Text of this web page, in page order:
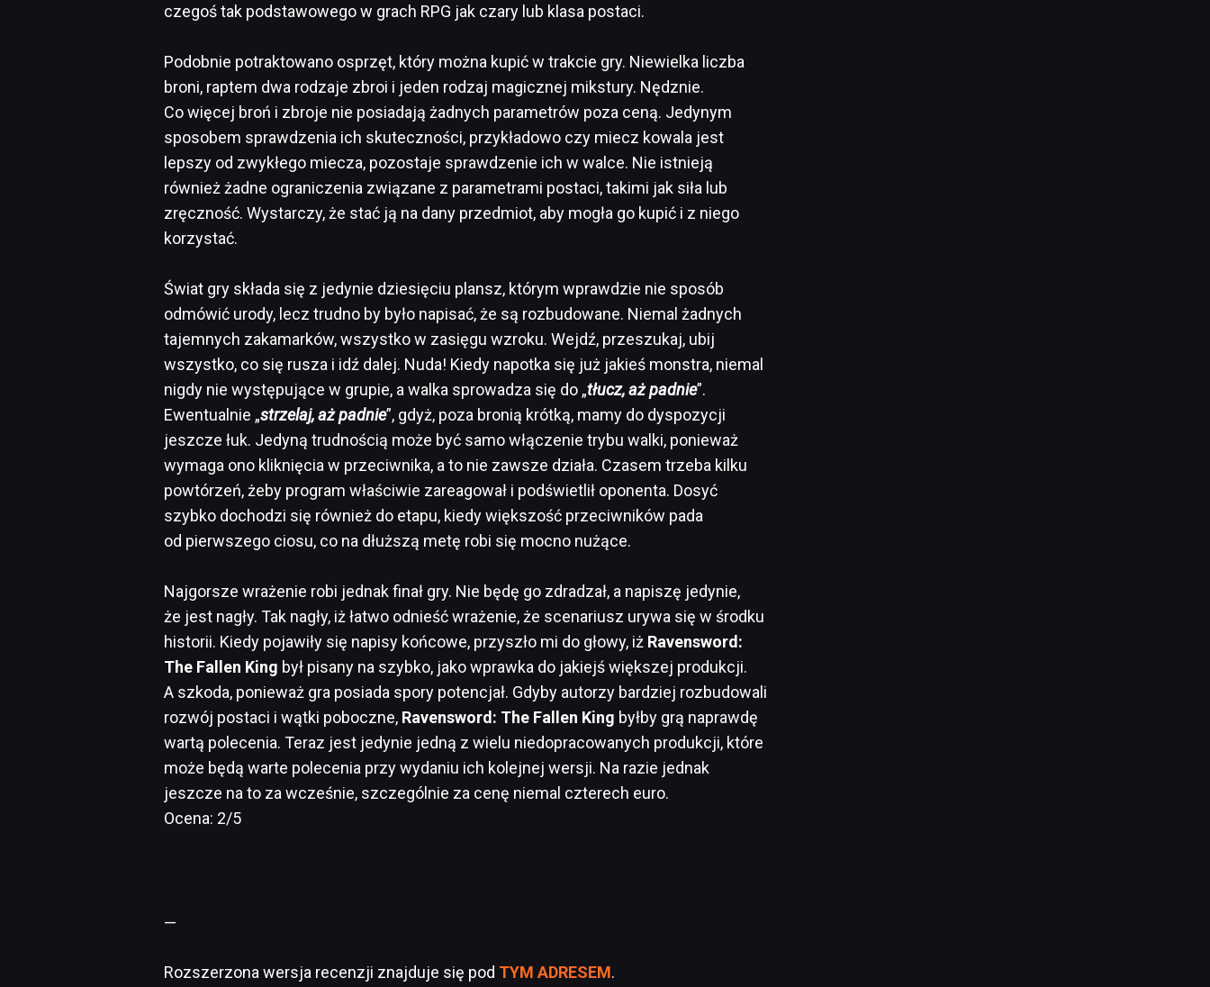
czegoś tak podstawowego w grach RPG jak czary lub klasa postaci.
Podobnie potraktowano osprzęt, który można kupić w trakcie gry. Niewielka liczba
broni, raptem dwa rodzaje zbroi i jeden rodzaj magicznej mikstury. Nędznie.
Co więcej broń i zbroje nie posiadają żadnych parametrów poza ceną. Jedynym
sposobem sprawdzenia ich skuteczności, przykładowo czy miecz kowala jest
lepszy od zwykłego miecza, pozostaje sprawdzenie ich w walce. Nie istnieją
również żadne ograniczenia związane z parametrami postaci, takimi jak siła lub
zręczność. Wystarczy, że stać ją na dany przedmiot, aby mogła go kupić i z niego
korzystać.
Świat gry składa się z jedynie dziesięciu plansz, którym wprawdzie nie sposób
odmówić urody, lecz trudno by było napisać, że są rozbudowane. Niemal żadnych
tajemnych zakamarków, wszystko w zasięgu wzroku. Wejdź, przeszukaj, ubij
wszystko, co się rusza i idź dalej. Nuda! Kiedy napotka się już jakieś monstra, niemal
nigdy nie występujące w grupie, a walka sprowadza się do „tłucz, aż padnie”.
Ewentualnie „strzelaj, aż padnie”, gdyż, poza bronią krótką, mamy do dyspozycji
jeszcze łuk. Jedyną trudnością może być samo włączenie trybu walki, ponieważ
wymaga ono kliknięcia w przeciwnika, a to nie zawsze działa. Czasem trzeba kilku
powtórzeń, żeby program właściwie zareagował i podświetlił oponenta. Dosyć
szybko dochodzi się również do etapu, kiedy większość przeciwników pada
od pierwszego ciosu, co na dłuższą metę robi się mocno nużące.
Najgorsze wrażenie robi jednak finał gry. Nie będę go zdradzał, a napiszę jedynie,
że jest nagły. Tak nagły, iż łatwo odnieść wrażenie, że scenariusz urywa się w środku
historii. Kiedy pojawiły się napisy końcowe, przyszło mi do głowy, iż Ravensword:
The Fallen King był pisany na szybko, jako wprawka do jakiejś większej produkcji.
A szkoda, ponieważ gra posiada spory potencjał. Gdyby autorzy bardziej rozbudowali
rozwój postaci i wątki poboczne, Ravensword: The Fallen King byłby grą naprawdę
wartą polecenia. Teraz jest jedynie jedną z wielu niedopracowanych produkcji, które
może będą warte polecenia przy wydaniu ich kolejnej wersji. Na razie jednak
jeszcze na to za wcześnie, szczególnie za cenę niemal czterech euro.
Ocena: 2/5
—
Rozszerzona wersja recenzji znajduje się pod TYM ADRESEM.